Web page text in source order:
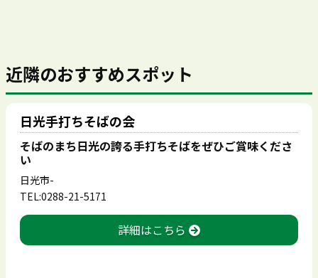
近隣のおすすめスポット
日光手打ちそばの会
そばのまち日光の誇る手打ちそばをぜひご賞味くださ
い
日光市-
TEL:0288-21-5171
詳細はこちら